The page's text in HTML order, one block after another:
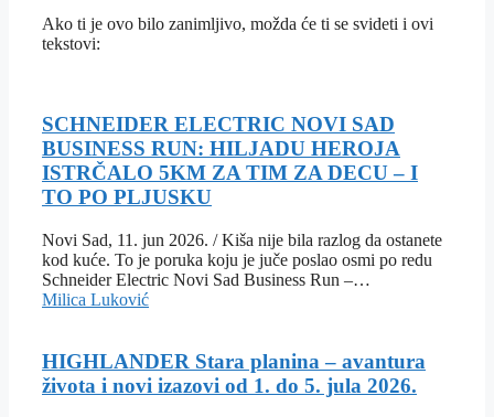
Ako ti je ovo bilo zanimljivo, možda će ti se svideti i ovi
tekstovi:
SCHNEIDER ELECTRIC NOVI SAD
BUSINESS RUN: HILJADU HEROJA
ISTRČALO 5KM ZA TIM ZA DECU – I
TO PO PLJUSKU
Novi Sad, 11. jun 2026. / Kiša nije bila razlog da ostanete
kod kuće. To je poruka koju je juče poslao osmi po redu
Schneider Electric Novi Sad Business Run –…
Milica Luković
HIGHLANDER Stara planina – avantura
života i novi izazovi od 1. do 5. jula 2026.